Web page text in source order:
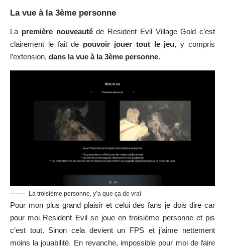
La vue à la 3ème personne
La première nouveautéde Resident Evil Village Gold c’est
clairement le fait de pouvoir jouer tout le jeu, y compris
l’extension, dans la vue à la 3ème personne.
La troisième personne, y’a que ça de vrai
Pour mon plus grand plaisir et celui des fans je dois dire car
pour moi Resident Evil se joue en troisième personne et pis
c’est tout. Sinon cela devient un FPS et j’aime nettement
moins la jouabilité. En revanche, impossible pour moi de faire